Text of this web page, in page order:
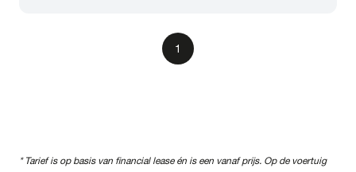
1
* Tarief is op basis van financial lease én is een vanaf prijs. Op de voertuig